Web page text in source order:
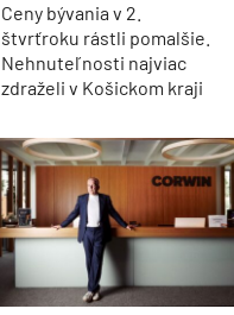
Ceny bývania v 2.
štvrťroku rástli pomalšie.
Nehnuteľnosti najviac
zdraželi v Košickom kraji